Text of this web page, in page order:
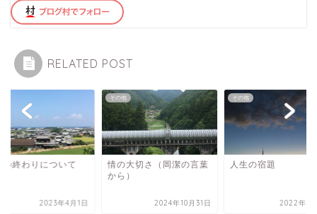
RELATED POST
の終わりについて
2023年4月1日
その他
情の大切さ（岡潔の言葉
から）
2024年10月31日
その他
人生の宿題
2022年10